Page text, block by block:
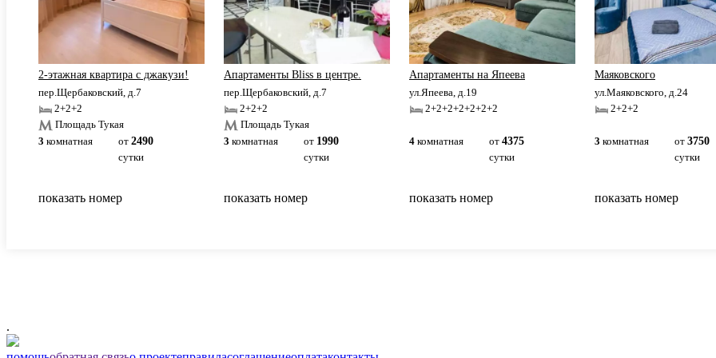
2-этажная квартира c джакузи!
пер.Щербаковский, д.7
2+2+2
Площадь Тукая
3 комнатная от 2490
сутки
показать номер
Апартаменты Bliss в центре.
пер.Щербаковский, д.7
2+2+2
Площадь Тукая
3 комнатная от 1990
сутки
показать номер
Апартаменты на Япеева
ул.Япеева, д.19
2+2+2+2+2+2+2
4 комнатная от 4375
сутки
показать номер
Маяковского
ул.Маяковского, д.24
2+2+2
3 комнатная от 3750
сутки
показать номер
.